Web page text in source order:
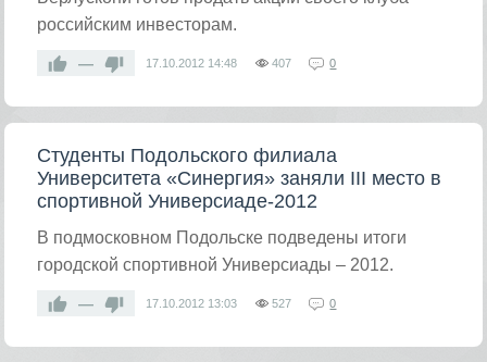
российским инвесторам.
— 17.10.2012 14:48 407 0
Студенты Подольского филиала
Университета «Синергия» заняли III место в
спортивной Универсиаде-2012
В подмосковном Подольске подведены итоги
городской спортивной Универсиады – 2012.
— 17.10.2012 13:03 527 0